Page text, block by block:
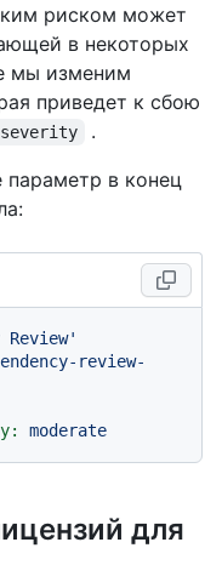
риском может
в некоторых
мы изменим
приведет к сбою
.
параметр в конец
Review'
review-
moderate
для